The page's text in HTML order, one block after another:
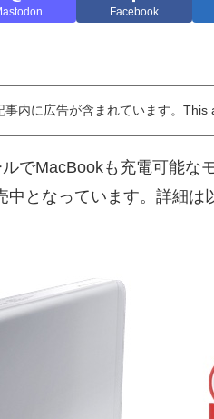
Facebook
事内に広告が含まれています。
でMacBookも充電可能な
中となっています。詳細は